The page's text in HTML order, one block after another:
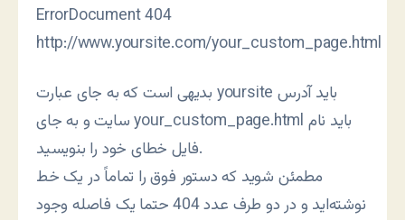
ErrorDocument 404
http://www.yoursite.com/your_custom_page.html
بدیهی است که به جای عبارت yoursite باید آدرس
سایت و به جای your_custom_page.html باید نام
فایل خطای خود را بنویسید.
مطمئن شوید که دستور فوق را تماماً در یک خط
نوشته‌اید و در دو طرف عدد 404 حتما یک فاصله وجود